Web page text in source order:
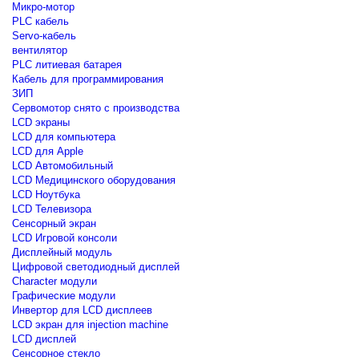
Микро-мотор
PLC кабель
Servo-кабель
вентилятор
PLC литиевая батарея
Кабель для программирования
ЗИП
Сервомотор снято с производства
LCD экраны
LCD для компьютера
LCD для Apple
LCD Автомобильный
LCD Медицинского оборудования
LCD Ноутбука
LCD Телевизора
Сенсорный экран
LCD Игровой консоли
Дисплейный модуль
Цифровой светодиодный дисплей
Сharacter модули
Графические модули
Инвертор для LCD дисплеев
LCD экран для injection machine
LCD дисплей
Сенсорное стекло